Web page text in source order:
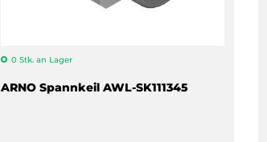
0 Stk. an Lager
ARNO Spannkeil AWL-SK111345